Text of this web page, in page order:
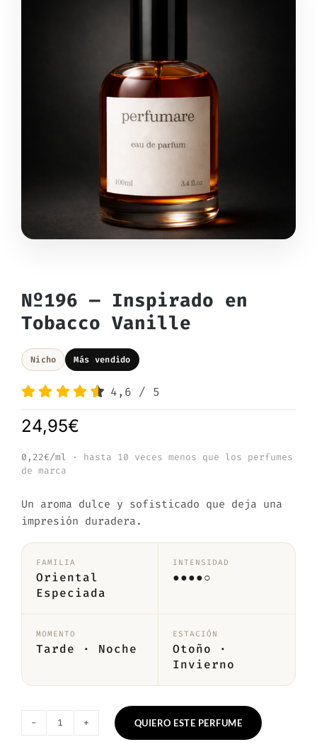
Nº196 — Inspirado en
Tobacco Vanille
Nicho Más vendido
4,6 / 5
24,95€
0,22€/ml
· hasta 10 veces menos que los perfumes
de marca
Un aroma dulce y sofisticado que deja una
impresión duradera.
FAMILIA
Oriental
Especiada
INTENSIDAD
●●●●○
MOMENTO
Tarde · Noche
ESTACIÓN
Otoño ·
Invierno
QUIERO ESTE PERFUME